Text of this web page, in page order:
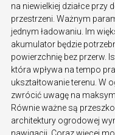
na niewielkiej działce przy
przestrzeni. Ważnym
jednym ładowaniu. Im
akumulator będzie
powierzchnię bez przerw.
która wpływa na tempo
ukształtowanie terenu. W
zwrócić uwagę na
Równie ważne są
architektury ogrodowej
nawigacji. Coraz więcej